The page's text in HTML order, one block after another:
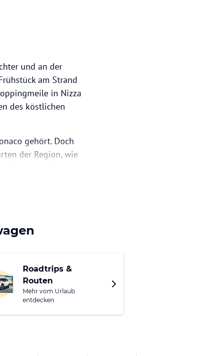
und an der
am Strand
in Nizza
des köstlichen
gehört. Doch
der Region, wie
französische
Vielzahl an Museen
und Erholung.
Roadtrips &
Routen
Mehr vom Urlaub
entdecken